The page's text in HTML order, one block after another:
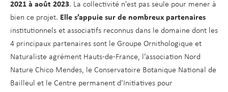
2021 à août 2023. La collectivité n'est pas seule pour mener à
bien ce projet. Elle s’appuie sur de nombreux partenaires
institutionnels et associatifs reconnus dans le domaine dont les
4 principaux partenaires sont le Groupe Ornithologique et
Naturaliste agrément Hauts-de-France, l’association Nord
Nature Chico Mendes, le Conservatoire Botanique National de
Bailleul et le Centre permanent d’Initiatives pour